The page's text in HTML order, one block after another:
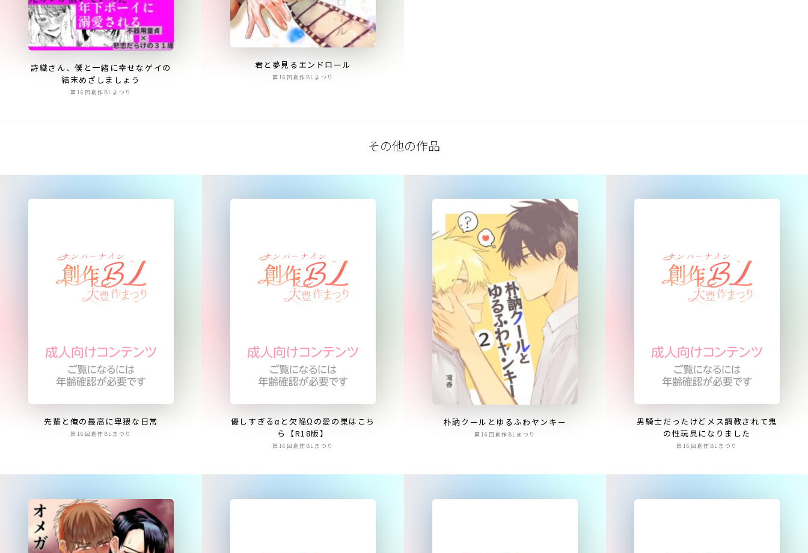
詩織さん、僕と一緒に幸せなゲイの
結末めざしましょう
第16回創作BLまつり
君と夢見るエンドロール
第16回創作BLまつり
その他の作品
先輩と俺の最高に卑猥な日常
第16回創作BLまつり
優しすぎるαと欠陥Ωの愛の巣はこち
ら【R18版】
第16回創作BLまつり
朴訥クールとゆるふわヤンキー
第16回創作BLまつり
男騎士だったけどメス調教されて鬼
の性玩具になりました
第16回創作BLまつり